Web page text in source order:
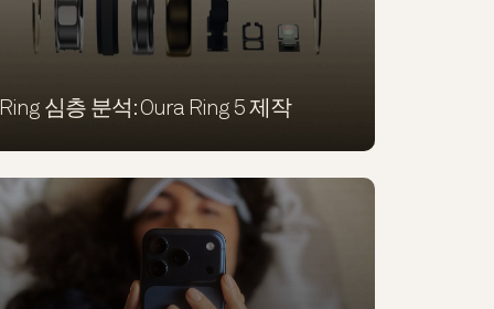
Ring 심층 분석: Oura Ring 5 제작